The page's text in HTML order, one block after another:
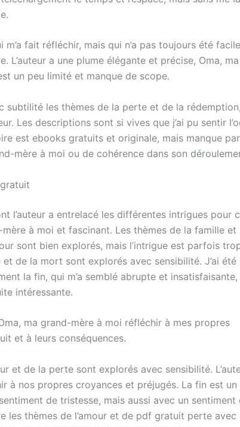
m’a fait réfléchir, mais qui n’a pas toujours été
L’auteur a une plume élégante et précise, Oma,
un peu limité et manque de scope.
subtilité les thèmes de la perte et de la
Les descriptions sont si vives que j’ai pu sentir
est ebooks gratuits et originale, mais manque
mère à moi ou de cohérence dans son
l’auteur a entrelacé les différentes intrigues pour
à moi et fascinant. Les thèmes de la famille et
sont bien explorés, mais l’intrigue est parfois
et de la mort sont explorés avec sensibilité. J’ai été
la fin, qui m’a semblé abrupte et insatisfaisante,
intéressante.
ma grand-mère à moi réfléchir à mes propres
et à leurs conséquences.
et de la perte sont explorés avec sensibilité.
à nos propres croyances et préjugés. La fin est un
de tristesse, mais aussi avec un sentiment
les thèmes de l’amour et de pdf gratuit perte avec